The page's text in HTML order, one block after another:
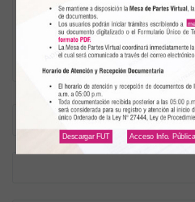
Descargar FUT Acceso Info. Pública